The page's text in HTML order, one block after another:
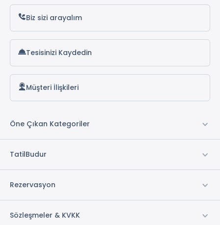
Biz sizi arayalım
Tesisinizi Kaydedin
Müşteri İlişkileri
Öne Çıkan Kategoriler
TatilBudur
Rezervasyon
Sözleşmeler & KVKK